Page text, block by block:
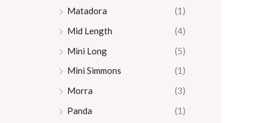
Matadora
(1)
Mid Length
(4)
Mini Long
(5)
Mini Simmons
(1)
Morra
(3)
Panda
(1)